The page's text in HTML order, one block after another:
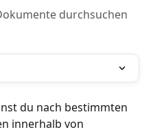
durchsuchen
du nach bestimmten
innerhalb von